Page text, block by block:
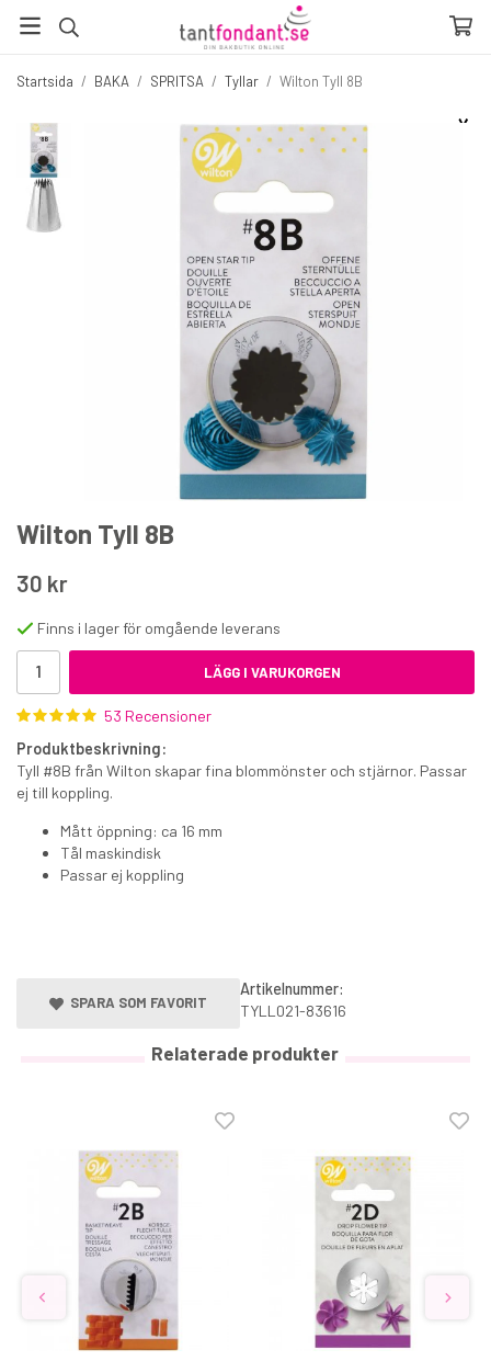
Startsida / BAKA / SPRITSA / Tyllar / Wilton Tyll 8B
Fler produkter du inte vill missa
☓
Wilton Tyll 8B
30 kr
Finns i lager för omgående leverans
LÄGG I VARUKORGEN
53 Recensioner
Produktbeskrivning:
Tyll #8B från Wilton skapar fina blommönster och stjärnor. Passar
ej till koppling.
Mått öppning: ca 16 mm
Tål maskindisk
Passar ej koppling
SPARA SOM FAVORIT
Artikelnummer:
TYLL021-83616
Relaterade produkter